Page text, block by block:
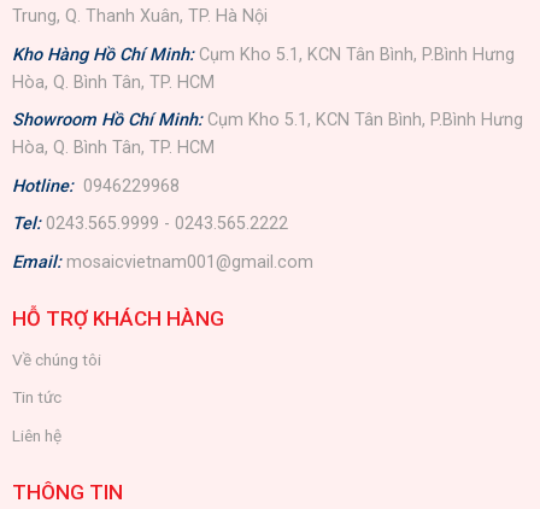
Trung, Q. Thanh Xuân, TP. Hà Nội
Kho Hàng Hồ Chí Minh: Cụm Kho 5.1, KCN Tân Bình, P.Bình Hưng
Hòa, Q. Bình Tân, TP. HCM
Showroom Hồ Chí Minh: Cụm Kho 5.1, KCN Tân Bình, P.Bình Hưng
Hòa, Q. Bình Tân, TP. HCM
Hotline: 0946229968
Tel: 0243.565.9999 - 0243.565.2222
Email: mosaicvietnam001@gmail.com
HỖ TRỢ KHÁCH HÀNG
Về chúng tôi
Tin tức
Liên hệ
THÔNG TIN